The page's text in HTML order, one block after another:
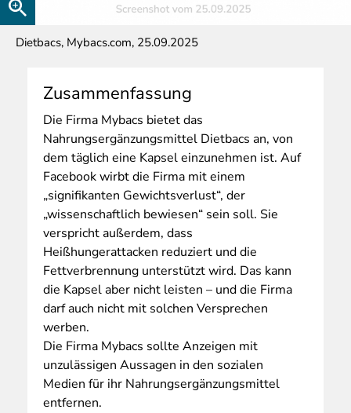
Dietbacs, Mybacs.com, 25.09.2025
Zusammenfassung
Die Firma Mybacs bietet das
Nahrungsergänzungsmittel Dietbacs an, von
dem täglich eine Kapsel einzunehmen ist. Auf
Facebook wirbt die Firma mit einem
„signifikanten Gewichtsverlust“, der
„wissenschaftlich bewiesen“ sein soll. Sie
verspricht außerdem, dass
Heißhungerattacken reduziert und die
Fettverbrennung unterstützt wird. Das kann
die Kapsel aber nicht leisten – und die Firma
darf auch nicht mit solchen Versprechen
werben.
Die Firma Mybacs sollte Anzeigen mit
unzulässigen Aussagen in den sozialen
Medien für ihr Nahrungsergänzungsmittel
entfernen.